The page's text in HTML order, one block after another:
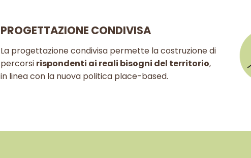
PROGETTAZIONE CONDIVISA
La progettazione condivisa permette la costruzione di
percorsi rispondenti ai reali bisogni del territorio,
in linea con la nuova politica place-based.